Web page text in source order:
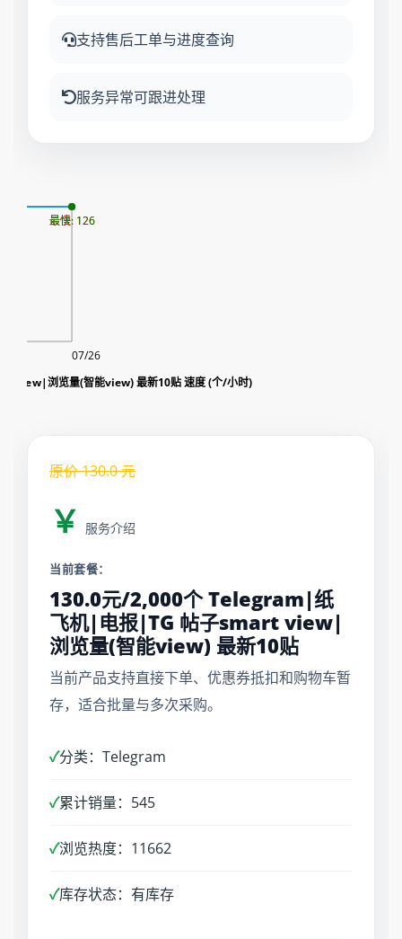
支持售后工单与进度查询
服务异常可跟进处理
view|浏览量(智能view) 最新10贴 速度 (个/小时)
07/26
最慢: 126
最快: 126
原价130.0元
￥ 服务介绍
当前套餐：
130.0元/2,000个 Telegram|纸
飞机|电报|TG 帖子smart view|
浏览量(智能view) 最新10贴
当前产品支持直接下单、优惠券抵扣和购物车暂
存，适合批量与多次采购。
✓分类：Telegram
✓累计销量：545
✓浏览热度：11662
✓库存状态：有库存